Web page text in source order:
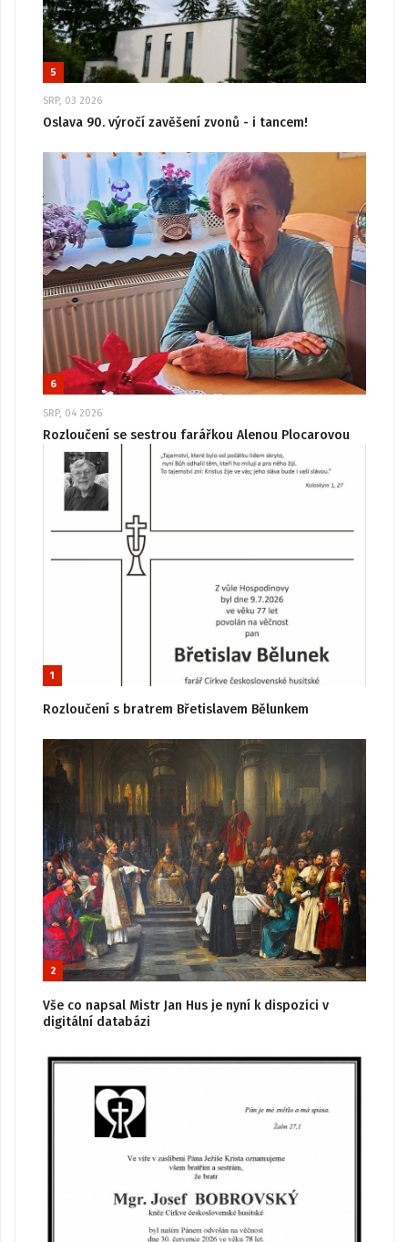
5
SRP, 03 2026
Oslava 90. výročí zavěšení zvonů - i tancem!
6
SRP, 04 2026
Rozloučení se sestrou farářkou Alenou Plocarovou
1
Rozloučení s bratrem Břetislavem Bělunkem
2
Vše co napsal Mistr Jan Hus je nyní k dispozici v
digitální databázi